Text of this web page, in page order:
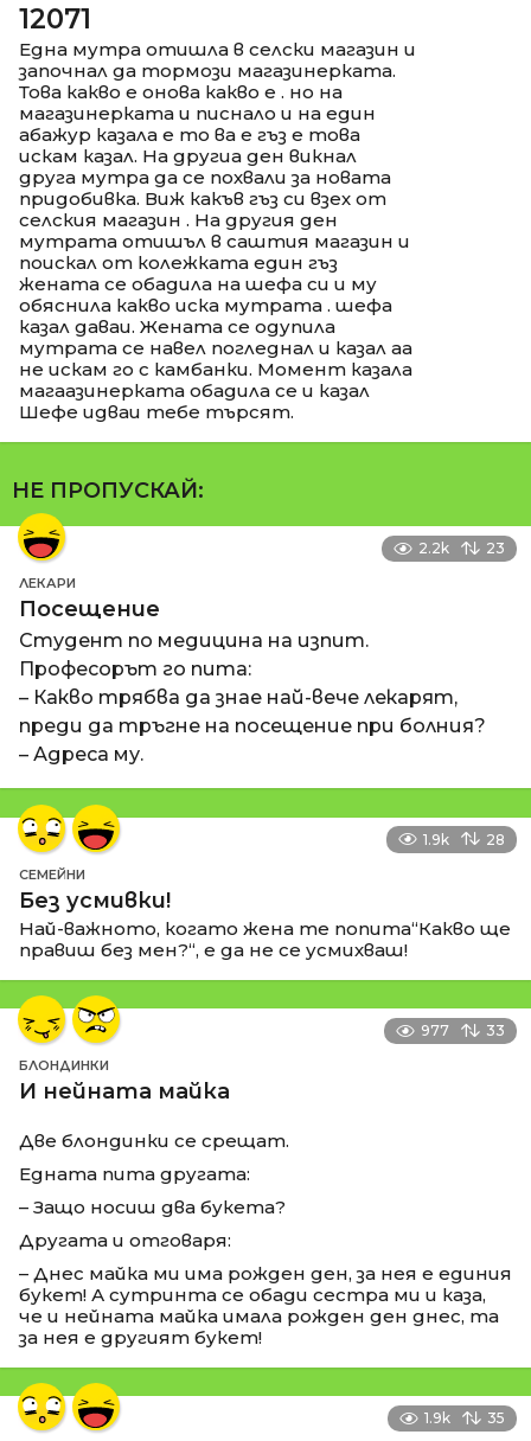
12071
Една мутра отишла в селски магазин и
започнал да тормози магазинерката.
Това какво е онова какво е . но на
магазинерката и писнало и на един
абажур казала е то ва е гъз е това
искам казал. На другиа ден викнал
друга мутра да се похвали за новата
придобивка. Виж какъв гъз си взех от
селския магазин . На другия ден
мутрата отишъл в саштия магазин и
поискал от колежката един гъз
жената се обадила на шефа си и му
обяснила какво иска мутрата . шефа
казал даваи. Жената се одупила
мутрата се навел погледнал и казал аа
не искам го с камбанки. Момент казала
магаазинерката обадила се и казал
Шефе идваи тебе търсят.
НЕ ПРОПУСКАЙ:
2.2k 23
ЛЕКАРИ
Посещение
Студент по медицина на изпит.
Професорът го пита:
– Какво трябва да знае най-вече лекарят,
преди да тръгне на посещение при болния?
– Адреса му.
1.9k 28
СЕМЕЙНИ
Без усмивки!
Най-важното, когато жена те попита“Какво ще
правиш без мен?“, е да не се усмихваш!
977 33
БЛОНДИНКИ
И нейната майка
Две блондинки се срещат.
Едната пита другата:
– Защо носиш два букета?
Другата и отговаря:
– Днес майка ми има рожден ден, за нея е единия
букет! А сутринта се обади сестра ми и каза,
че и нейната майка имала рожден ден днес, та
за нея е другият букет!
1.9k 35